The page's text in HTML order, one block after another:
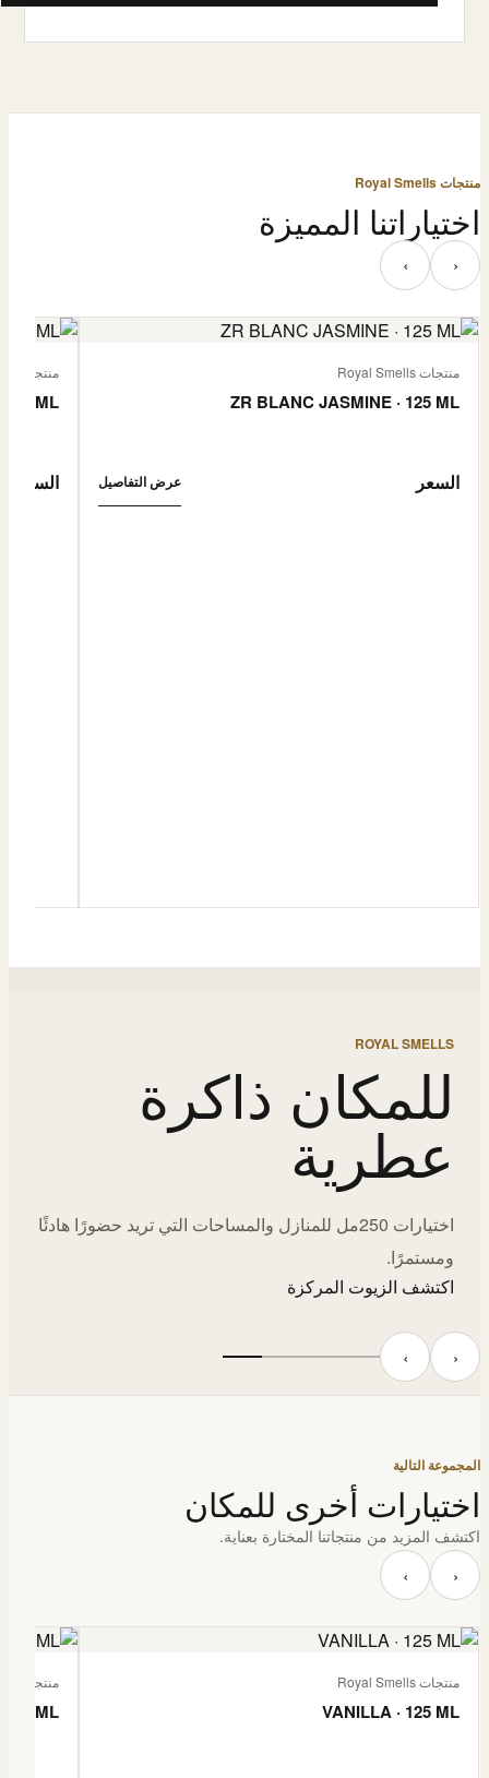
منتجات Royal Smells
اختياراتنا المميزة
‹ ›
منتجات Royal Smells
ZR BLANC JASMINE · 125 ML
السعر عرض التفاصيل
منتجات Royal Smells
ML
السعر
ROYAL SMELLS
للمكان ذاكرة
عطرية
اختيارات 250مل للمنازل والمساحات التي تريد حضورًا هادئًا
ومستمرًا.
اكتشف الزيوت المركزة
‹ ›
المجموعة التالية
اختيارات أخرى للمكان
اكتشف المزيد من منتجاتنا المختارة بعناية.
‹ ›
منتجات Royal Smells
VANILLA · 125 ML
منتجات Royal Smells
ML